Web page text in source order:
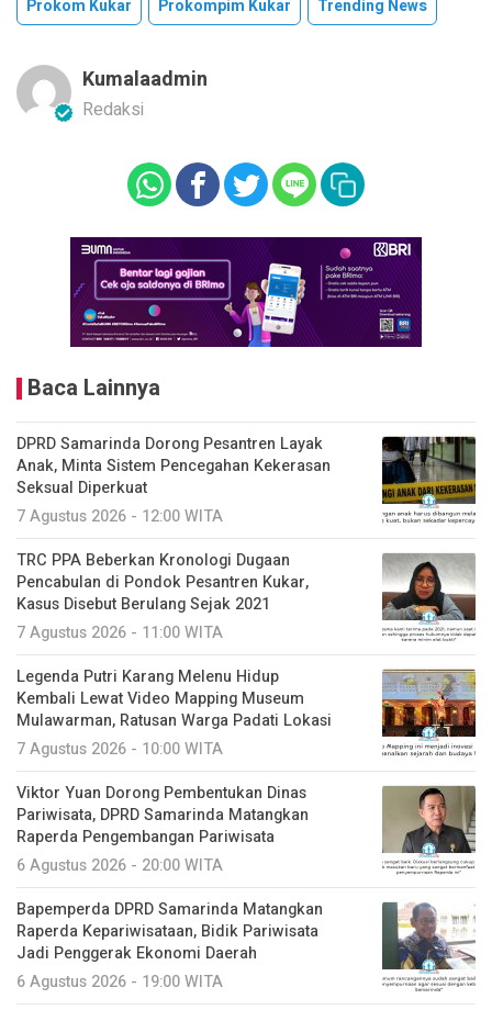
Prokom Kukar Prokompim Kukar Trending News
Kumalaadmin
Redaksi
Baca Lainnya
DPRD Samarinda Dorong Pesantren Layak
Anak, Minta Sistem Pencegahan Kekerasan
Seksual Diperkuat
7 Agustus 2026 - 12:00 WITA
TRC PPA Beberkan Kronologi Dugaan
Pencabulan di Pondok Pesantren Kukar,
Kasus Disebut Berulang Sejak 2021
7 Agustus 2026 - 11:00 WITA
Legenda Putri Karang Melenu Hidup
Kembali Lewat Video Mapping Museum
Mulawarman, Ratusan Warga Padati Lokasi
7 Agustus 2026 - 10:00 WITA
Viktor Yuan Dorong Pembentukan Dinas
Pariwisata, DPRD Samarinda Matangkan
Raperda Pengembangan Pariwisata
6 Agustus 2026 - 20:00 WITA
Bapemperda DPRD Samarinda Matangkan
Raperda Kepariwisataan, Bidik Pariwisata
Jadi Penggerak Ekonomi Daerah
6 Agustus 2026 - 19:00 WITA